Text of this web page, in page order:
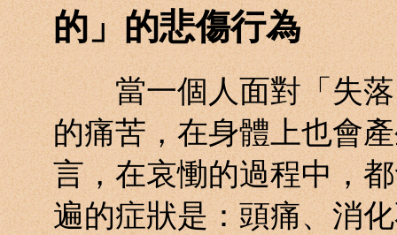
的」的悲傷行為
當一個人面對「失落
的痛苦，在身體上也會
言，在哀慟的過程中，
遍的症狀是：頭痛、消